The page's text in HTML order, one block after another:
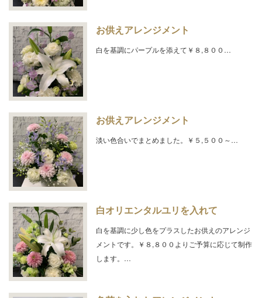
お供えアレンジメント
白を基調にパープルを添えて￥８,８００…
お供えアレンジメント
淡い色合いでまとめました。￥５,５００～…
白オリエンタルユリを入れて
白を基調に少し色をプラスしたお供えのアレンジ
メントです。￥８,８００よりご予算に応じて制作
します。…